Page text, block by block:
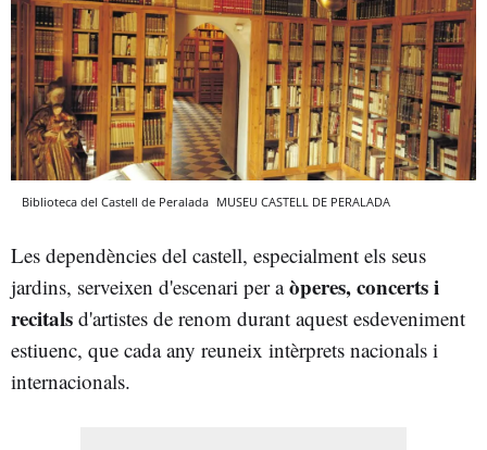
Biblioteca del Castell de Peralada MUSEU CASTELL DE PERALADA
Les dependències del castell, especialment els seus
jardins, serveixen d'escenari per aòperes, concerts i
recitals d'artistes de renom durant aquest esdeveniment
estiuenc, que cada any reuneix intèrprets nacionals i
internacionals.